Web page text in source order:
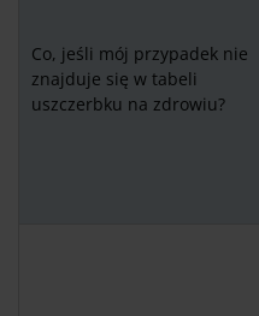
Co, jeśli mój przypadek nie
znajduje się w tabeli
uszczerbku na zdrowiu?